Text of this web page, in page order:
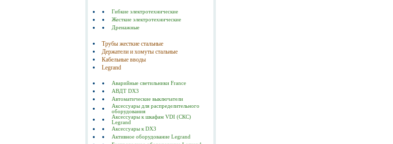
Гибкие электротехнические
Жесткие электротехнические
Дренажные
Трубы жесткие стальные
Держатели и хомуты стальные
Кабельные вводы
Legrand
Аварийные светильники France
АВДТ DX3
Автоматические выключатели
Аксессуары для распределительного
оборудования
Аксессуары к шкафам VDI (СКС)
Legrand
Аксессуары к DX3
Активное оборудование Legrand